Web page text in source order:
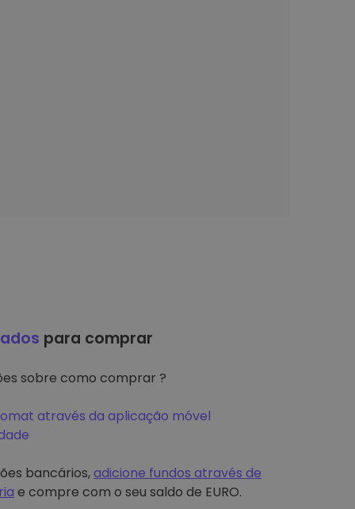
para comprar
sobre como comprar ?
através da aplicação móvel
bancários,adicione fundos através de
e compre com o seu saldo de EURO.